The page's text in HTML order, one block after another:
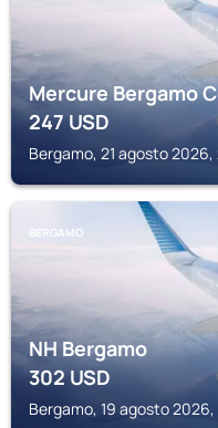
Mercure Bergamo
247USD
Bergamo, 21 agosto
BERGAMO
NH Bergamo
302USD
Bergamo, 19 agosto